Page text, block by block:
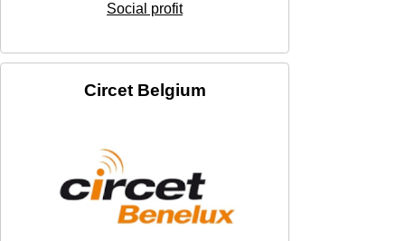
Social profit
Circet Belgium